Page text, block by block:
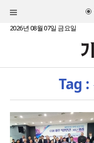
2026년 08월 07일 금요일
Tag :